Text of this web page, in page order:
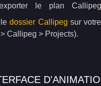
le plan
ledossier Callipeg sur
Callipeg > Projects).